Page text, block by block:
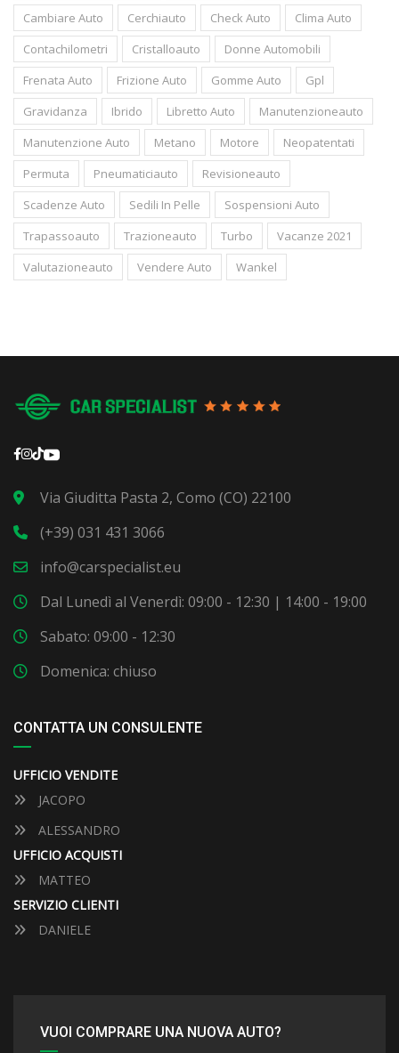
Cambiare Auto
Cerchiauto Check Auto
Clima Auto
Contachilometri
Cristalloauto
Donne Automobili
Frenata Auto
Frizione Auto Gomme Auto
Gpl
Gravidanza
Ibrido Libretto Auto
Manutenzioneauto
Manutenzione Auto
Metano Motore
Neopatentati
Permuta
Pneumaticiauto
Revisioneauto
Scadenze Auto
Sedili In Pelle
Sospensioni Auto
Trapassoauto
Trazioneauto Turbo
Vacanze 2021
Valutazioneauto
Vendere Auto Wankel
Via Giuditta Pasta 2, Como (CO) 22100
(+39) 031 431 3066
info@carspecialist.eu
Dal Lunedì al Venerdì: 09:00 - 12:30 | 14:00 - 19:00
Sabato: 09:00 - 12:30
Domenica: chiuso
CONTATTA UN CONSULENTE
UFFICIO VENDITE
JACOPO
ALESSANDRO
UFFICIO ACQUISTI
MATTEO
SERVIZIO CLIENTI
DANIELE
VUOI COMPRARE UNA NUOVA AUTO?